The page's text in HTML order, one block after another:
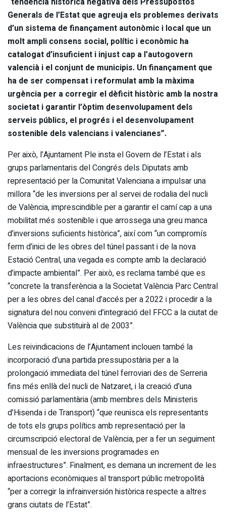
Generals de l’Estat que agreuja els problemes derivats
d’un sistema de finançament autonòmic i local que un
molt ampli consens social, polític i econòmic ha
catalogat d’insuficient i injust cap a l’autogovern
valencià i el conjunt de municipis. Un finançament que
ha de ser compensat i reformulat amb la màxima
urgència per a corregir el dèficit històric amb la nostra
societat i garantir l’òptim desenvolupament dels
serveis públics, el progrés i el desenvolupament
sostenible dels valencians i valencianes”.
Per això, l’Ajuntament Ple insta el Govern de l’Estat i als
grups parlamentaris del Congrés dels Diputats amb
representació per la Comunitat Valenciana a impulsar una
millora “de les inversions per al servei de rodalia del nucli
de València, imprescindible per a garantir el camí cap a una
mobilitat més sostenible i que arrossega una greu manca
d’inversions suficients històrica”, així com “un compromís
ferm d’inici de les obres del túnel passant i de la nova
Estació Central, una vegada es compte amb la declaració
d’impacte ambiental”. Per això, es reclama també que es
“concrete la transferència a la Societat València Parc Central
per a les obres del canal d’accés per a 2022 i procedir a la
signatura del nou conveni d’integració del FFCC a la ciutat de
València que substituirà al de 2003”.
Les reivindicacions de l’Ajuntament inclouen també la
incorporació d’una partida pressupostària per a la
prolongació immediata del túnel ferroviari des de Serreria
fins més enllà del nucli de Natzaret, i la creació d’una
comissió parlamentària (amb membres dels Ministeris
d’Hisenda i de Transport) “que reunisca els representants
de tots els grups polítics amb representació per la
circumscripció electoral de València, per a fer un seguiment
mensual de les inversions programades en
infraestructures”. Finalment, es demana un increment de les
aportacions econòmiques al transport públic metropolità
“per a corregir la infrainversión històrica respecte a altres
grans ciutats de l’Estat”.